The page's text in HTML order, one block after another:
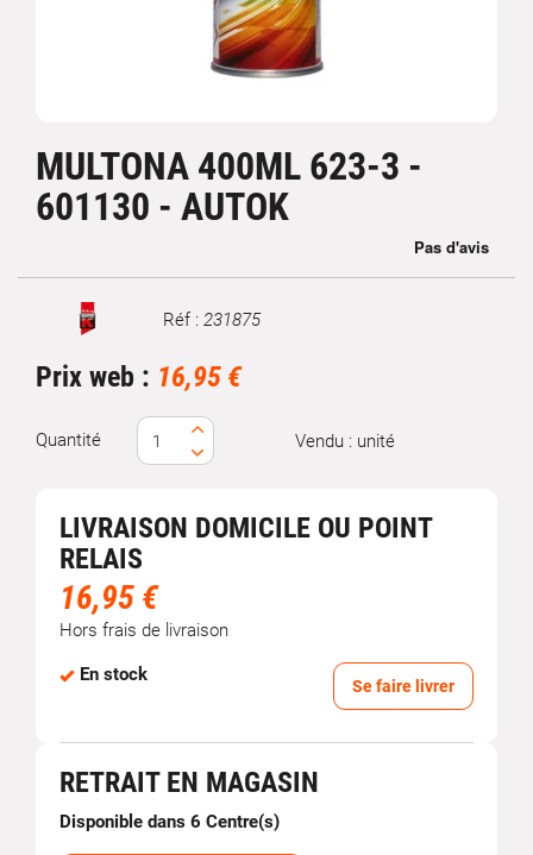
MULTONA 400ML 623-3 -
601130 - AUTOK
Marque Réf : 231875
Prix web : 16,95 €
Quantité Vendu : unité
LIVRAISON DOMICILE OU POINT
RELAIS
16,95 €
Hors frais de livraison
En stock
Se faire livrer
RETRAIT EN MAGASIN
Disponible dans 6 Centre(s)